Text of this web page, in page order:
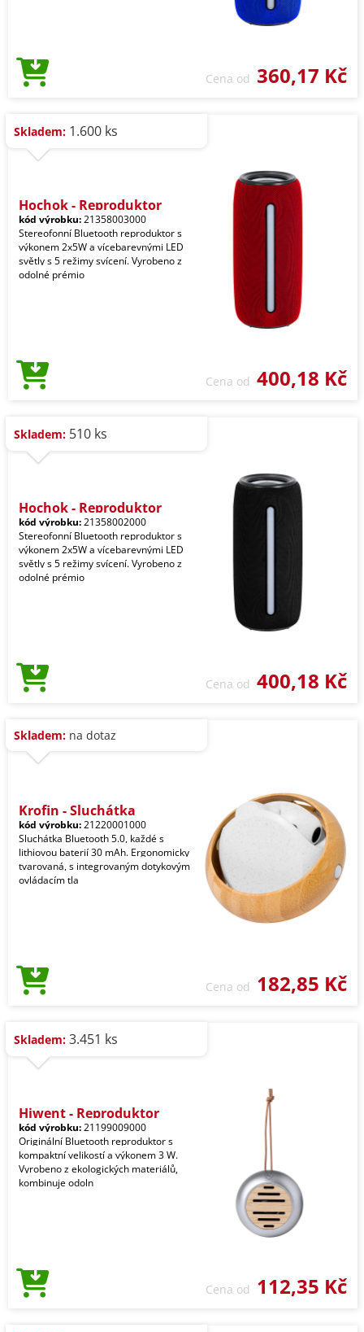
Cena od 360,17 Kč
Skladem: 1.600 ks
Hochok - Reproduktor
kód výrobku:21358003000
Stereofonní Bluetooth reproduktor s
výkonem 2x5W a vícebarevnými LED
světly s 5 režimy svícení. Vyrobeno z
odolné prémio
Cena od 400,18 Kč
Skladem: 510 ks
Hochok - Reproduktor
kód výrobku:21358002000
Stereofonní Bluetooth reproduktor s
výkonem 2x5W a vícebarevnými LED
světly s 5 režimy svícení. Vyrobeno z
odolné prémio
Cena od 400,18 Kč
Skladem: na dotaz
Krofin - Sluchátka
kód výrobku:21220001000
Sluchátka Bluetooth 5.0, každé s
lithiovou baterií 30 mAh. Ergonomicky
tvarovaná, s integrovaným dotykovým
ovládacím tla
Cena od 182,85 Kč
Skladem: 3.451 ks
Hiwent - Reproduktor
kód výrobku:21199009000
Originální Bluetooth reproduktor s
kompaktní velikostí a výkonem 3 W.
Vyrobeno z ekologických materiálů,
kombinuje odoln
Cena od 112,35 Kč